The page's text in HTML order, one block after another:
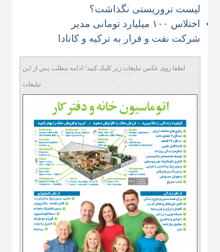
لیست تروریستی نگذاشت؟
اختلاس ۱۰۰ میلیارد تومانی مدیر
شركت نفت و فرار به ترکیه و کانادا
لطفا روی عکس تبلیغات زیر کلیک کنید؛ ادامه مطلب پس از این
تبلیغات